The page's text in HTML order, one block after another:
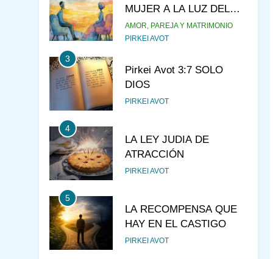
MUJER A LA LUZ DEL
JUDAÍSMO
AMOR, PAREJA Y MATRIMONIO
PIRKEI AVOT
3
Pirkei Avot 3:7 SOLO
DIOS
PIRKEI AVOT
4
LA LEY JUDIA DE
ATRACCIÓN
PIRKEI AVOT
5
LA RECOMPENSA QUE
HAY EN EL CASTIGO
PIRKEI AVOT